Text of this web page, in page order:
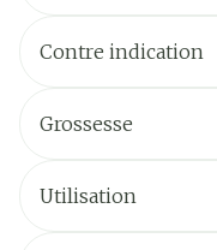
Contre indication
Grossesse
Utilisation